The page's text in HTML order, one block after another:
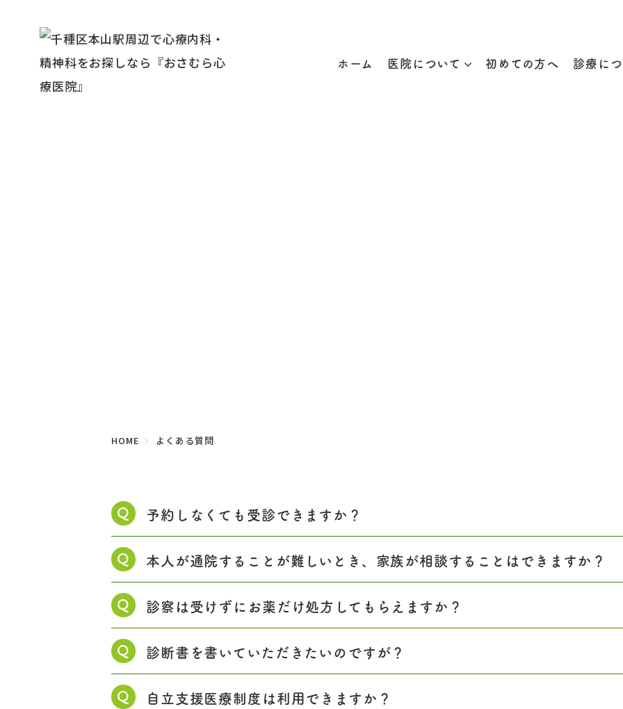
ホーム 医院について 初めての方へ 診療に
HOME よくある質問
Q 予約しなくても受診できますか？
Q 本人が通院することが難しいとき、家族が相談することはできますか？
Q 診察は受けずにお薬だけ処方してもらえますか？
Q 診断書を書いていただきたいのですが？
Q 自立支援医療制度は利用できますか？